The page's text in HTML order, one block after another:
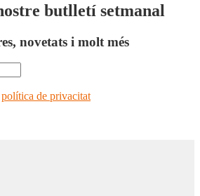
butlletí setmanal
novetats i molt més
política de privacitat